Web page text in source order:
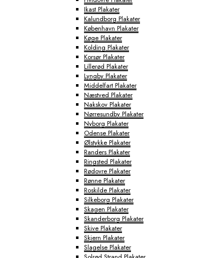
Ikast Plakater
Kalundborg Plakater
København Plakater
Køge Plakater
Kolding Plakater
Korsør Plakater
Lillerød Plakater
Lyngby Plakater
Middelfart Plakater
Næstved Plakater
Nakskov Plakater
Nørresundby Plakater
Nyborg Plakater
Odense Plakater
Ølstykke Plakater
Randers Plakater
Ringsted Plakater
Rødovre Plakater
Rønne Plakater
Roskilde Plakater
Silkeborg Plakater
Skagen Plakater
Skanderborg Plakater
Skive Plakater
Skjern Plakater
Slagelse Plakater